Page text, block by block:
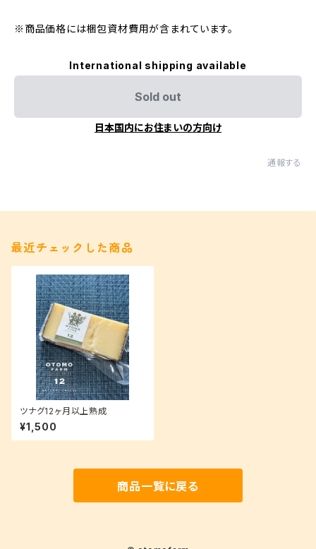
※商品価格には梱包資材費用が含まれています。
International shipping available
Sold out
日本国内にお住まいの方向け
通報する
最近チェックした商品
ツナグ12ヶ月以上熟成
¥1,500
商品一覧に戻る